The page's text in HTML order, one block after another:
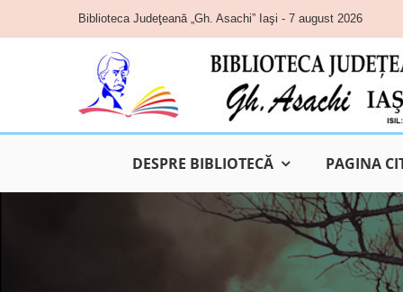
content
Biblioteca Judeţeană „Gh. Asachi” Iaşi - 7 august 2026
DESPRE BIBLIOTECĂ PAGINA